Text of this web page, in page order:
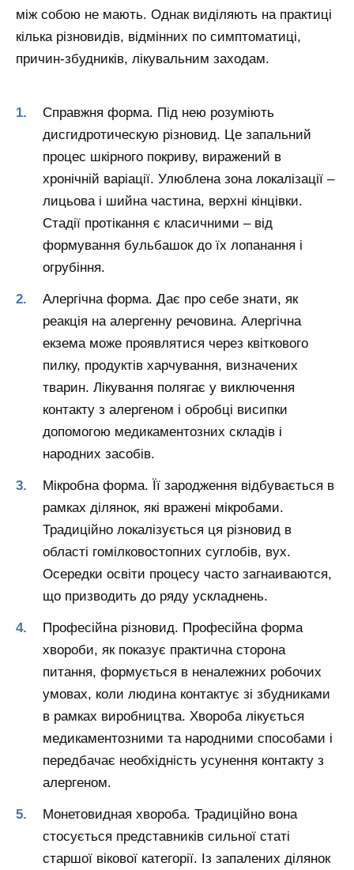
між собою не мають. Однак виділяють на практиці
кілька різновидів, відмінних по симптоматиці,
причин-збудників, лікувальним заходам.
Справжня форма. Під нею розуміють
дисгидротическую різновид. Це запальний
процес шкірного покриву, виражений в
хронічній варіації. Улюблена зона локалізації –
лицьова і шийна частина, верхні кінцівки.
Стадії протікання є класичними – від
формування бульбашок до їх лопанання і
огрубіння.
Алергічна форма. Дає про себе знати, як
реакція на алергенну речовина. Алергічна
екзема може проявлятися через квіткового
пилку, продуктів харчування, визначених
тварин. Лікування полягає у виключення
контакту з алергеном і обробці висипки
допомогою медикаментозних складів і
народних засобів.
Мікробна форма. Її зародження відбувається в
рамках ділянок, які вражені мікробами.
Традиційно локалізується ця різновид в
області гомілковостопних суглобів, вух.
Осередки освіти процесу часто загнаиваются,
що призводить до ряду ускладнень.
Професійна різновид. Професійна форма
хвороби, як показує практична сторона
питання, формується в неналежних робочих
умовах, коли людина контактує зі збудниками
в рамках виробництва. Хвороба лікується
медикаментозними та народними способами і
передбачає необхідність усунення контакту з
алергеном.
Монетовидная хвороба. Традиційно вона
стосується представників сильної статі
старшої вікової категорії. Із запалених ділянок